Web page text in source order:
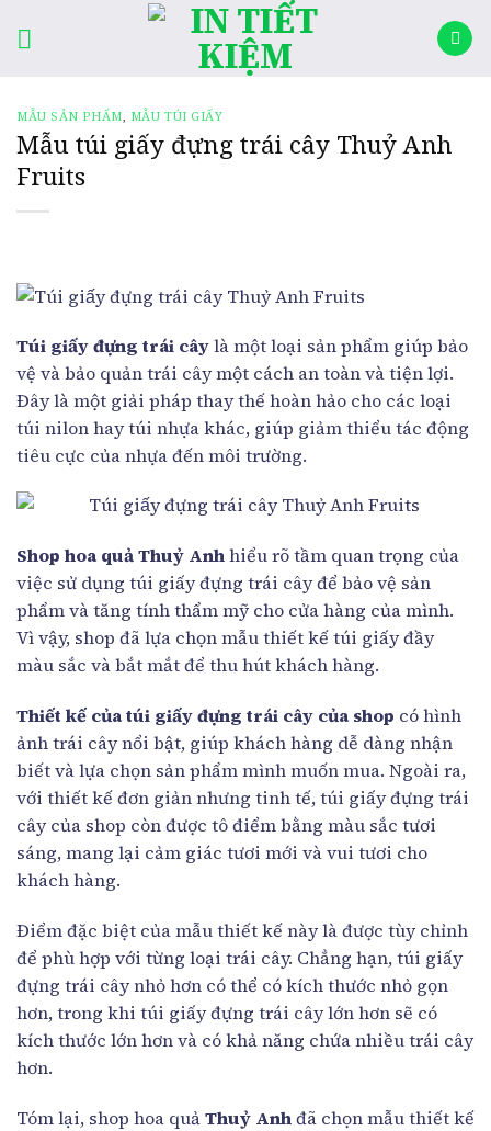
MẪU SẢN PHẨM, MẪU TÚI GIẤY
Mẫu túi giấy đựng trái cây Thuỷ Anh
Fruits
Túi giấy đựng trái câylà một loại sản phẩm giúp bảo
vệ và bảo quản trái cây một cách an toàn và tiện lợi.
Đây là một giải pháp thay thế hoàn hảo cho các loại
túi nilon hay túi nhựa khác, giúp giảm thiểu tác động
tiêu cực của nhựa đến môi trường.
Shop hoa quả Thuỷ Anhhiểu rõ tầm quan trọng của
việc sử dụng túi giấy đựng trái cây để bảo vệ sản
phẩm và tăng tính thẩm mỹ cho cửa hàng của mình.
Vì vậy, shop đã lựa chọn mẫu thiết kế túi giấy đầy
màu sắc và bắt mắt để thu hút khách hàng.
Thiết kế của túi giấy đựng trái cây của shop có hình
ảnh trái cây nổi bật, giúp khách hàng dễ dàng nhận
biết và lựa chọn sản phẩm mình muốn mua. Ngoài ra,
với thiết kế đơn giản nhưng tinh tế, túi giấy đựng trái
cây của shop còn được tô điểm bằng màu sắc tươi
sáng, mang lại cảm giác tươi mới và vui tươi cho
khách hàng.
Điểm đặc biệt của mẫu thiết kế này là được tùy chỉnh
để phù hợp với từng loại trái cây. Chẳng hạn, túi giấy
đựng trái cây nhỏ hơn có thể có kích thước nhỏ gọn
hơn, trong khi túi giấy đựng trái cây lớn hơn sẽ có
kích thước lớn hơn và có khả năng chứa nhiều trái cây
hơn.
Tóm lại, shop hoa quảThuỷ Anhđã chọn mẫu thiết kế
rocket